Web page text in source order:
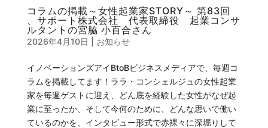
コラムの掲載～女性起業家STORY～ 第83回
、サポート株式会社 代表取締役 起業コンサ
ルタントの宮脇 小百合さん
2026年4月10日 お知らせ
イノベーションズアイBtoBビジネスメディアで、毎週コ
ラムを掲載してます！ララ・コンシェルジュの女性起業
家を毎週ゲストに迎え、どん底を経験した女性がなぜ起
業に至ったか、そして今何のために、どんな思いで働い
ているのかを、インタビュー形式で赤裸々に深堀りして